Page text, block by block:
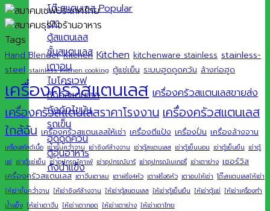
โต๊ะสแตนเลส
เตา
ตู้สแตนเลส
ชั้นสแตนเลส
เตาอบ
ไมโครเวฟ
ซิงค์สแตนเลส
ถังดักไขมัน
รถเข็น
ฮูดดูดควัน
ตู้อุ่นอาหาร
ถังน้ำแข็ง
Tags
Hand Blender Kitchen Kitchen kitchenware stainless stainless-
steel stainless kitchen cooking ตู้แช่เย็น ระบบฮูดดูดควัน ล้างท่อฮูด
เครื่องครัวสแตนเลส เครื่องครัวสแตนเลสขายส่ง
เครื่องครัวสแตนเลสราคาโรงงาน เครื่องครัวสแตนเลส
ใกล้ฉัน เครื่องครัวสแตนเลสให้เช่า เครื่องตีแป้ง เครื่องปั่น เครื่องล้างจาน
เครื่องสไลด์เนื้อ เช่าชั้นคว่ำจาน เช่าซิงค์ล้างจาน เช่าตู้สแตนเลส เช่าตู้เย็นนอน เช่าตู้เย็นยืน เช่าตู้
แช่ เช่าตู้แช่เย็น เช่าอุปกรณ์คาเฟ่ เช่าอุปกรณ์บาร์ เช่าอุปกรณ์เบเกอรี่ เช่าเตาย่าง เซอร์วิส
เครื่องครัวสแตนเลส เตาจีนเตาลม เตาฝรั่ง4หัว เตาฝรั่ง6หัว เตาอบให้เช่า โต๊ะสแตนเลสให้เช่า
ให้เช่าชั้นคว่ำจาน ให้เช่าซิงค์ล้างจาน ให้เช่าตู้สแตนเลส ให้เช่าตู้เย็นยืน ให้เช่าตู้แช่ ให้เช่าเครื่องทำ
น้ำแข็ง ให้เช่าเตาจีน ให้เช่าเตาทอด ให้เช่าเตาย่าง ให้เช่าเตาไทย